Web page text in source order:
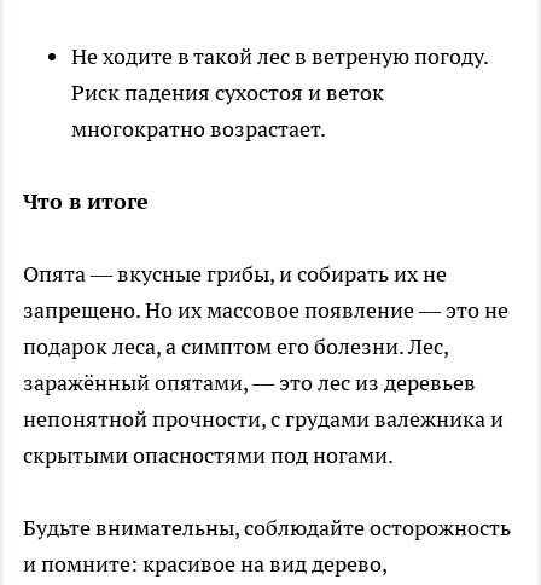
Не ходите в такой лес в ветреную погоду.
Риск падения сухостоя и веток
многократно возрастает.
Что в итоге
Опята — вкусные грибы, и собирать их не
запрещено. Но их массовое появление — это не
подарок леса, а симптом его болезни. Лес,
заражённый опятами, — это лес из деревьев
непонятной прочности, с грудами валежника и
скрытыми опасностями под ногами.
Будьте внимательны, соблюдайте осторожность
и помните: красивое на вид дерево,